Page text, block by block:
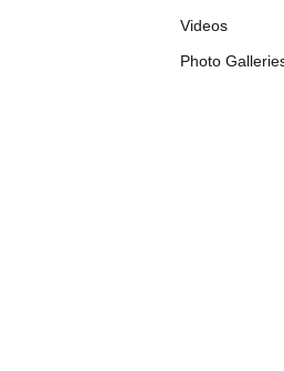
Videos
Photo